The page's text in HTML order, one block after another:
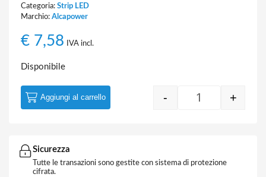
Categoria: Strip LED
Marchio: Alcapower
€ 7,58 IVA incl.
Disponibile
Strip LED
- +
Aggiungi al carrello
Sicurezza
Tutte le transazioni sono gestite con sistema di protezione
cifrata.